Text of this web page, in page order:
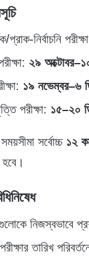
প্রাক-নির্বাচনি
২৯
১৯ নভেম্বর–৬
পরীক্ষা: ১৫–২০
সর্বোচ্চ ১২
নিজস্বভাবে
পরীক্ষার তারিখ